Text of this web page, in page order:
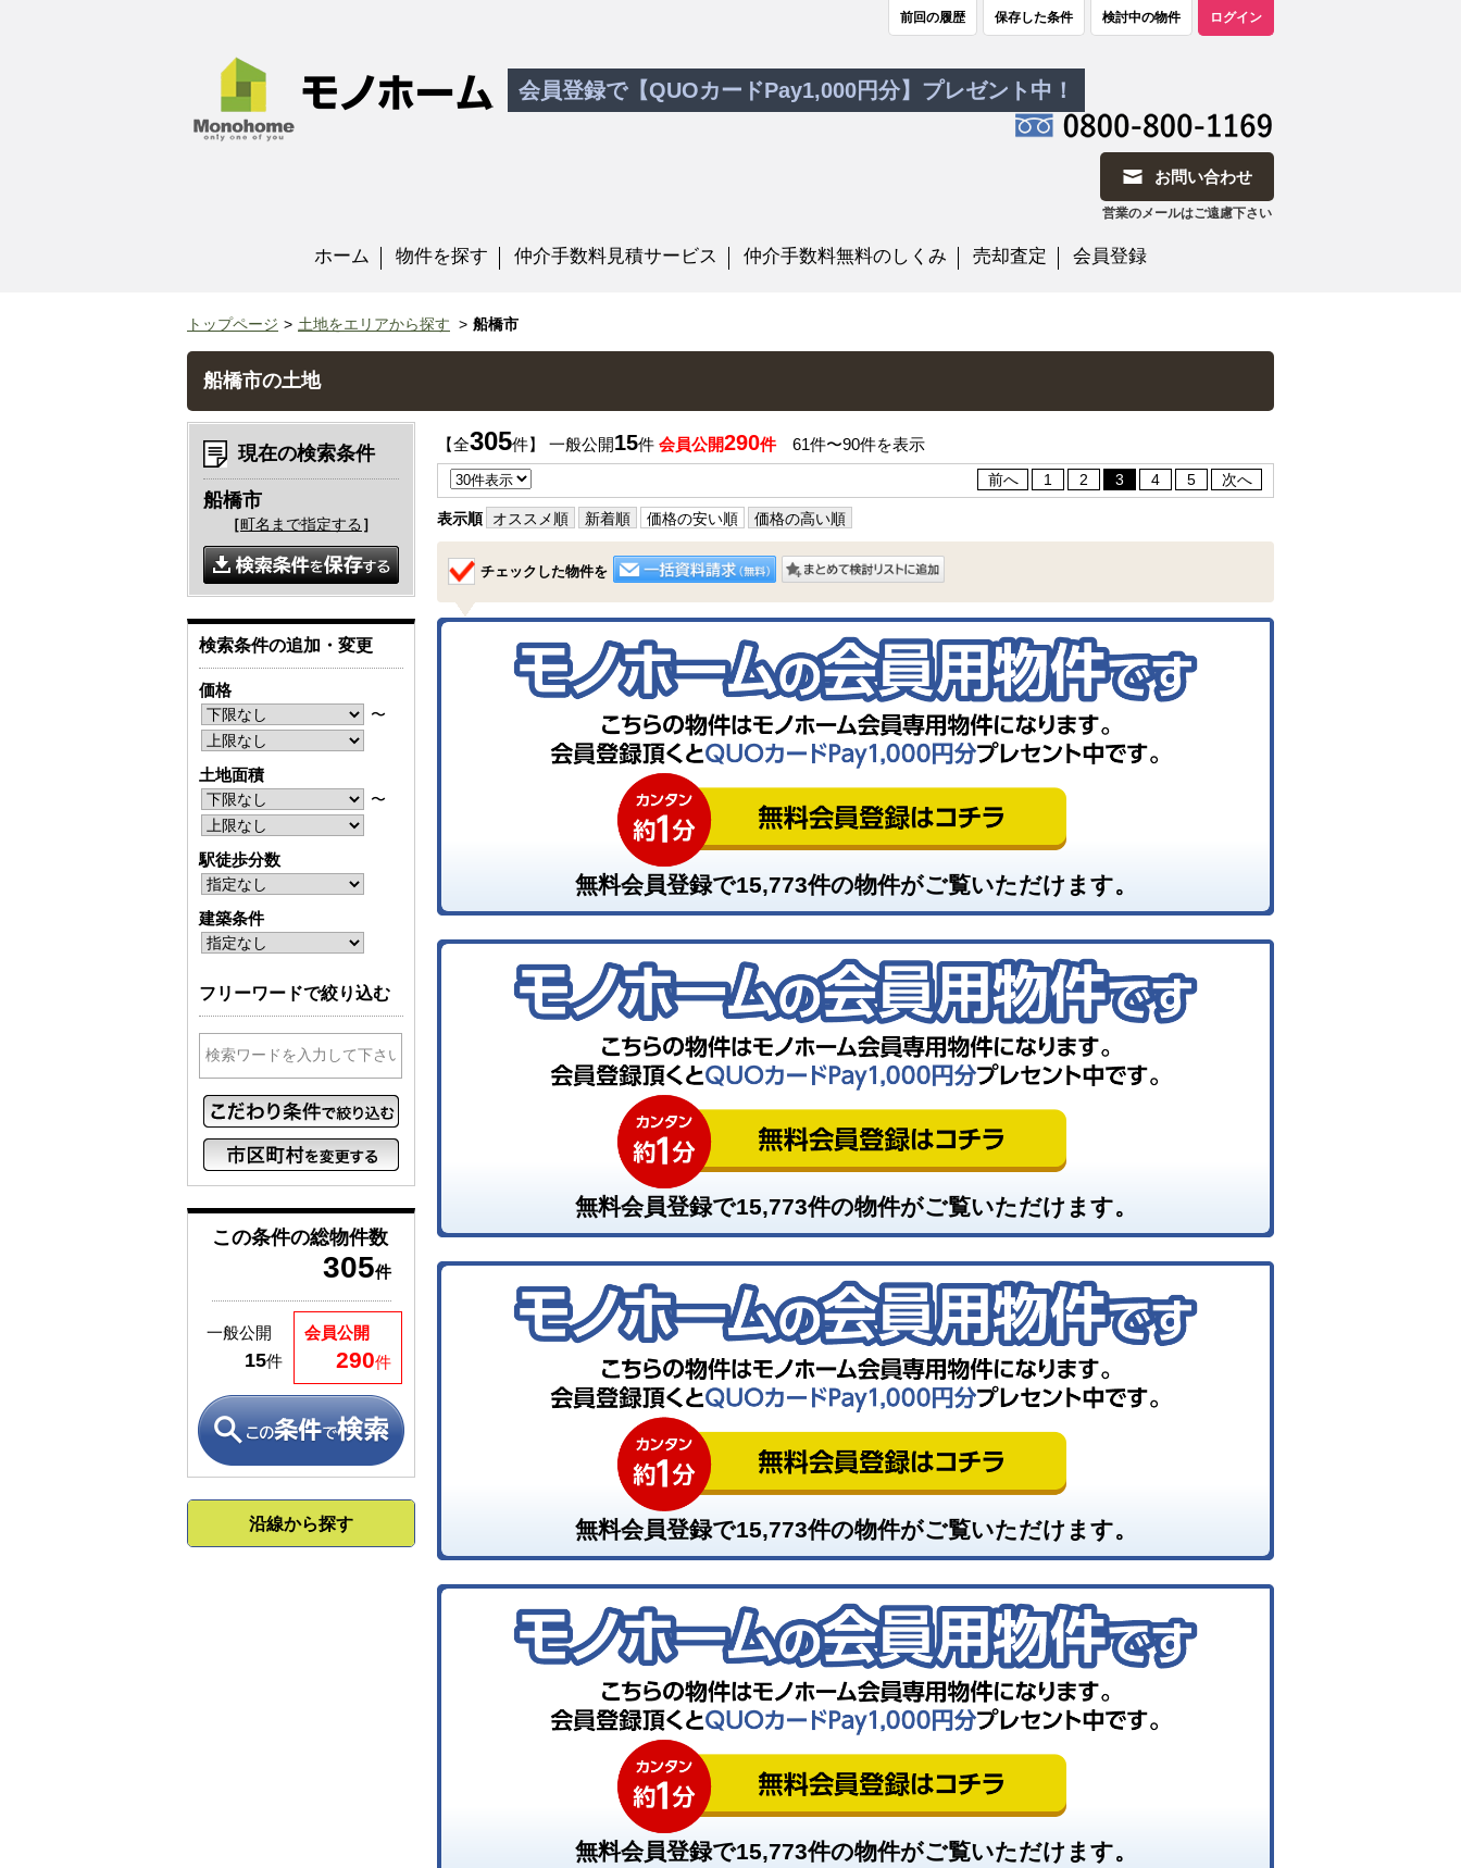
前回の履歴 保存した条件 検討中の物件 ログイン
会員登録で【QUOカードPay1,000円分】プレゼント中！
お問い合わせ
営業のメールはご遠慮下さい
ホーム 物件を探す 仲介手数料見積サービス 仲介手数料無料のしくみ 売却査定 会員登録
トップページ 土地をエリアから探す 船橋市
船橋市の土地
【全305件】 一般公開15件 会員公開290件61件〜90件を表示
前へ 1 2 3 4 5 次へ
表示順 オススメ順 新着順 価格の安い順 価格の高い順
チェックした物件を
無料会員登録で15,773件の物件がご覧いただけます。
無料会員登録で15,773件の物件がご覧いただけます。
無料会員登録で15,773件の物件がご覧いただけます。
無料会員登録で15,773件の物件がご覧いただけます。
現在の検索条件
船橋市
［町名まで指定する ］
検索条件の追加・変更
価格
〜
土地面積
〜
駅徒歩分数
建築条件
フリーワードで絞り込む
この条件の総物件数
305件
会員公開
290件
一般公開
15件
沿線から探す